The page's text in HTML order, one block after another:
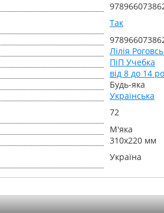
Так
Лілія
ПіП Учебка
від 8 до 14
Будь-яка
Українська
72
М'яка
310х220 мм
Україна